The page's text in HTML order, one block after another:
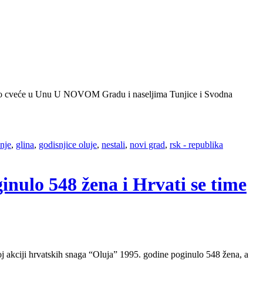
cveće u Unu U NOVOM Gradu i naseljima Tunjice i Svodna
, glina, godisnjice oluje, nestali, novi grad, rsk - republika
548 žena i Hrvati se time
hrvatskih snaga “Oluja” 1995. godine poginulo 548 žena, a